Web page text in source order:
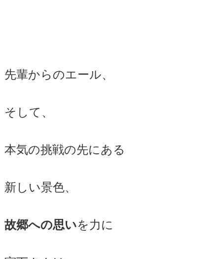
先輩からのエール、
そして、
本気の挑戦の先にある
新しい景色、
故郷への思いを力に